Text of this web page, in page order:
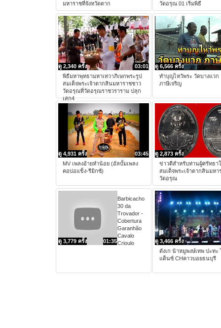
มหาราชที่จังหวัดตาก
วัดอรุณ 01 เริ่มพิธี
03:01
ดู 2,340 ครั้ง
พิธีมหาพุทธามหาเทวาภิเษกพระรูป
สมเด็จพระเจ้าตากสินมหาราชชาว
วัดอรุณที่วัดอรุณราชวราราม ปลุก
เสก4
ดู 6,566 ครั้ง
ทำบุญไหว้พระ วัดบางแวก
ภาษีเจริญ
03:45
ดู 4,931 ครั้ง
MV เพลงอ้ายหำน้อย (อัลบั้มเพลง
คอบ่อแข็ง-รีมิกซ์)
ดู 2,873 ครั้ง
ข่าวดีสำหรับท่านผู้ศรัทธา
สมเด็จพระเจ้าตากสินมหา
วัดอรุณ
01:35
ดู 3,779 ครั้ง
Barbicacho
30 da
Trovador -
Cobertura
Garanhão
Cavalo
Crioulo
ดู 3,466 ครั้ง
ตังเก น้าหมูพงษ์เทพ ปะทะ
แด็นซ์ CHคาวบอยธนบุรี